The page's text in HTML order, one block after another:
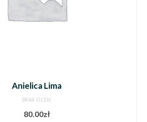
Anielica Lima
BRAK OCEN
80.00zł